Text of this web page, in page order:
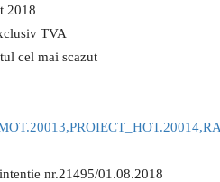
2018
TVA
cel mai scazut
nr.21495/01.08.2018